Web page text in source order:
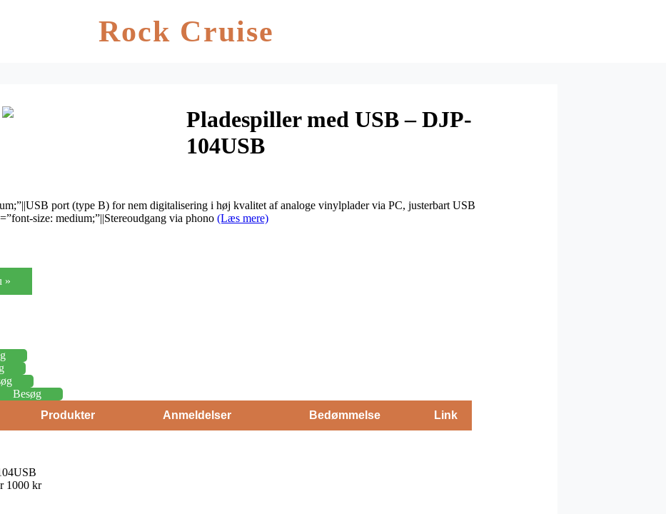
Rock Cruise
Pladespiller med USB – DJP-
104USB
port (type B) for nem digitalisering i høj kvalitet af analoge vinylplader via PC, justerbart USB
size: medium;”||Stereoudgang via phono (Læs mere)
»
Besøg
Produkter Anmeldelser Bedømmelse Link
1000 kr